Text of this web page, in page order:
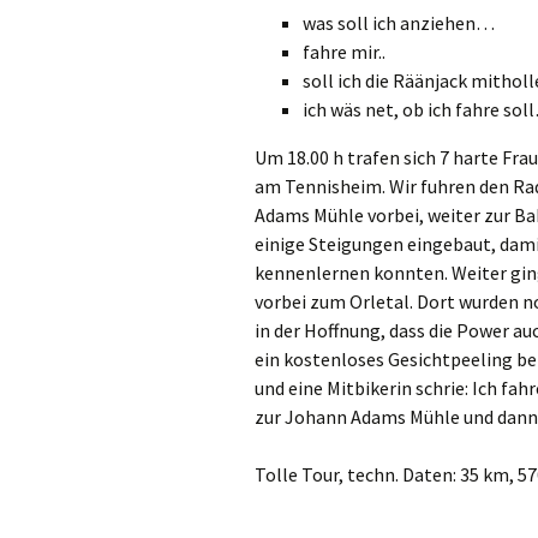
was soll ich anziehen…
fahre mir..
soll ich die Räänjack
ich wäs net, ob ich fahre
Um 18.00 h trafen sich 7 harte
am Tennisheim. Wir fuhren den
Adams Mühle vorbei, weiter zur
einige Steigungen eingebaut,
kennenlernen konnten. Weiter
vorbei zum Orletal. Dort wurden
in der Hoffnung, dass die Power
ein kostenloses Gesichtpeeling
und eine Mitbikerin schrie: Ich
zur Johann Adams Mühle und
Tolle Tour, techn. Daten: 35 km,